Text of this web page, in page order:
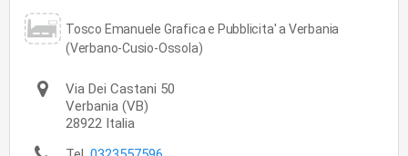
Tosco Emanuele Grafica e Pubblicita' a Verbania
(Verbano-Cusio-Ossola)
Via Dei Castani 50
Verbania (VB)
28922 Italia